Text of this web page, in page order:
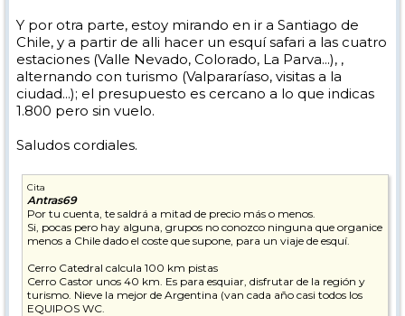
Y por otra parte, estoy mirando en ir a Santiago de
Chile, y a partir de alli hacer un esquí safari a las cuatro
estaciones (Valle Nevado, Colorado, La Parva...), ,
alternando con turismo (Valpararíaso, visitas a la
ciudad...); el presupuesto es cercano a lo que indicas
1.800 pero sin vuelo.
Saludos cordiales.
Cita
Antras69
Por tu cuenta, te saldrá a mitad de precio más o menos.
Si, pocas pero hay alguna, grupos no conozco ninguna que organice
menos a Chile dado el coste que supone, para un viaje de esquí.
Cerro Catedral calcula 100 km pistas
Cerro Castor unos 40 km. Es para esquiar, disfrutar de la región y
turismo. Nieve la mejor de Argentina (van cada año casi todos los
EQUIPOS WC.